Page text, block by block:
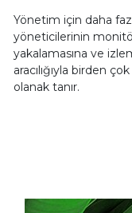
Yönetim için daha
yöneticilerinin
yakalamasına ve
aracılığıyla birden
olanak tanır.